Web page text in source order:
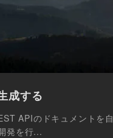
成する
APIのドキュメントを自
発を行...